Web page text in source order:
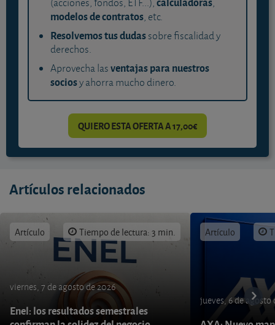
modelos de contratos, etc.
Resolvemos tus dudassobre fiscalidad y
derechos.
Aprovecha lasventajas para nuestros
sociosy ahorra mucho dinero.
QUIERO ESTA OFERTA A 17,00€
Artículos relacionados
Artículo Tiempo de lectura: 3 min.
viernes, 7 de agosto de 2026
Enel: los resultados semestrales
Artículo
jueves, 6 de agosto